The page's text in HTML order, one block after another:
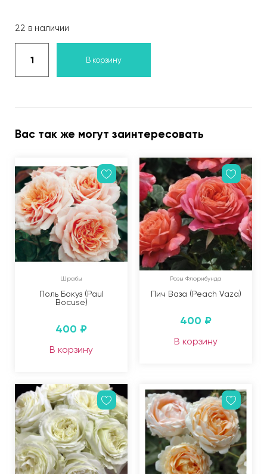
22 в наличии
В корзину
Вас так же могут заинтересовать
Шрабы
Поль Бокуз (Paul
Bocuse)
400 ₽
В корзину
Розы Флорибунда
Пич Ваза (Peach Vaza)
400 ₽
В корзину